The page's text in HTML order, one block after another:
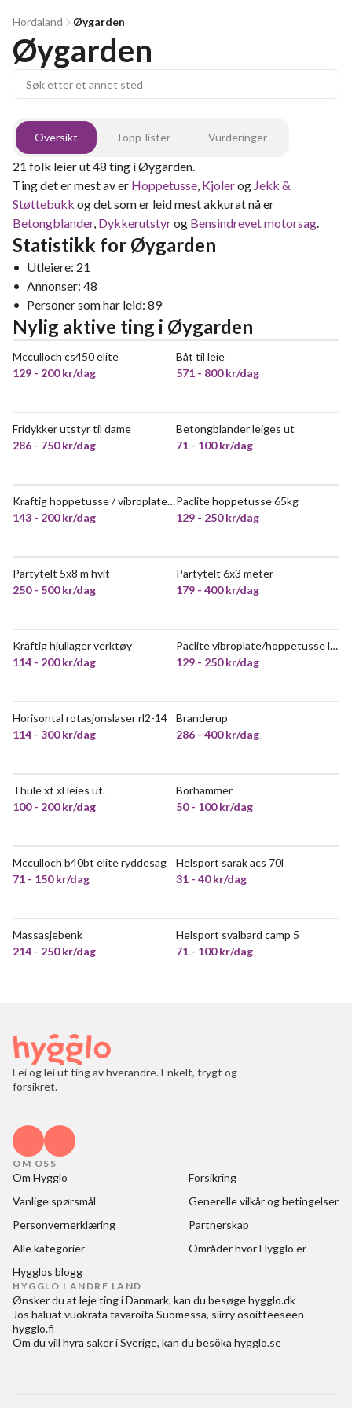
Hordaland Øygarden
Øygarden
Oversikt Topp-lister Vurderinger
21 folk leier ut48 ting iØygarden.
Ting det er mest av er Hoppetusse, Kjolerog Jekk &
Støttebukk og det som er leid mest akkurat nå er
Betongblander, Dykkerutstyrog Bensindrevet motorsag.
Statistikk for Øygarden
• Utleiere: 21
• Annonser: 48
• Personer som har leid: 89
Nylig aktive ting i Øygarden
Mcculloch cs450 elite
129 - 200 kr/dag
Båt til leie
571 - 800 kr/dag
POPULÆR
Fridykker utstyr til dame
286 - 750 kr/dag
POPULÆR
Betongblander leiges ut
71 - 100 kr/dag
Kraftig hoppetusse / vibroplate til utleie – klar for grunnarbeid 💪
143 - 200 kr/dag
POPULÆR
Paclite hoppetusse 65kg
129 - 250 kr/dag
VELDIG POPULÆR
Partytelt 5x8 m hvit
250 - 500 kr/dag
Partytelt 6x3 meter
179 - 400 kr/dag
Kraftig hjullager verktøy
114 - 200 kr/dag
POPULÆR
Paclite vibroplate/hoppetusse leies ut
129 - 250 kr/dag
POPULÆR
Horisontal rotasjonslaser rl2-14
114 - 300 kr/dag
Branderup
286 - 400 kr/dag
Thule xt xl leies ut.
100 - 200 kr/dag
Borhammer
50 - 100 kr/dag
Mcculloch b40bt elite ryddesag
71 - 150 kr/dag
Helsport sarak acs 70l
31 - 40 kr/dag
Massasjebenk
214 - 250 kr/dag
Helsport svalbard camp 5
71 - 100 kr/dag
Lei og lei ut ting av hverandre. Enkelt, trygt og
forsikret.
OM OSS
Om Hygglo
Forsikring
Vanlige spørsmål
Generelle vilkår og betingelser
Personvernerklæring
Partnerskap
Alle kategorier
Områder hvor Hygglo er
Hygglos blogg
HYGGLO I ANDRE LAND
Ønsker du at leje ting i Danmark, kan du besøgehygglo.dk
Jos haluat vuokrata tavaroita Suomessa, siirry osoitteeseen
hygglo.fi
Om du vill hyra saker i Sverige, kan du besöka hygglo.se